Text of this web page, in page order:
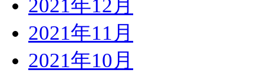
2021年12月
2021年11月
2021年10月